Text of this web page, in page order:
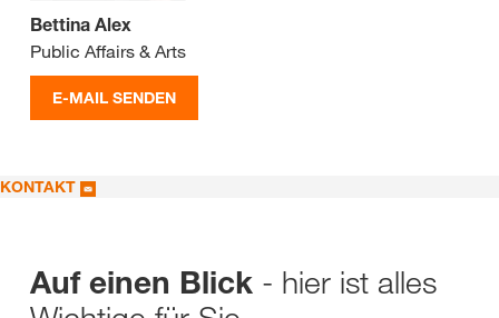
Bettina Alex
Public Affairs & Arts
E-MAIL SENDEN
KONTAKT
Auf einen Blick - hier ist alles